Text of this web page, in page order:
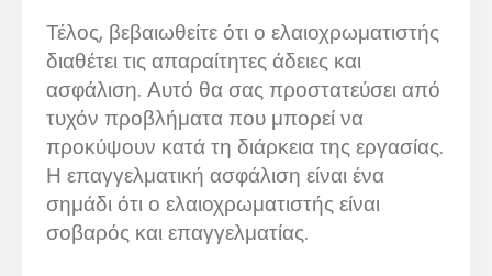
Τέλος, βεβαιωθείτε ότι ο ελαιοχρωματιστής
διαθέτει τις απαραίτητες άδειες και
ασφάλιση. Αυτό θα σας προστατεύσει από
τυχόν προβλήματα που μπορεί να
προκύψουν κατά τη διάρκεια της εργασίας.
Η επαγγελματική ασφάλιση είναι ένα
σημάδι ότι ο ελαιοχρωματιστής είναι
σοβαρός και επαγγελματίας.